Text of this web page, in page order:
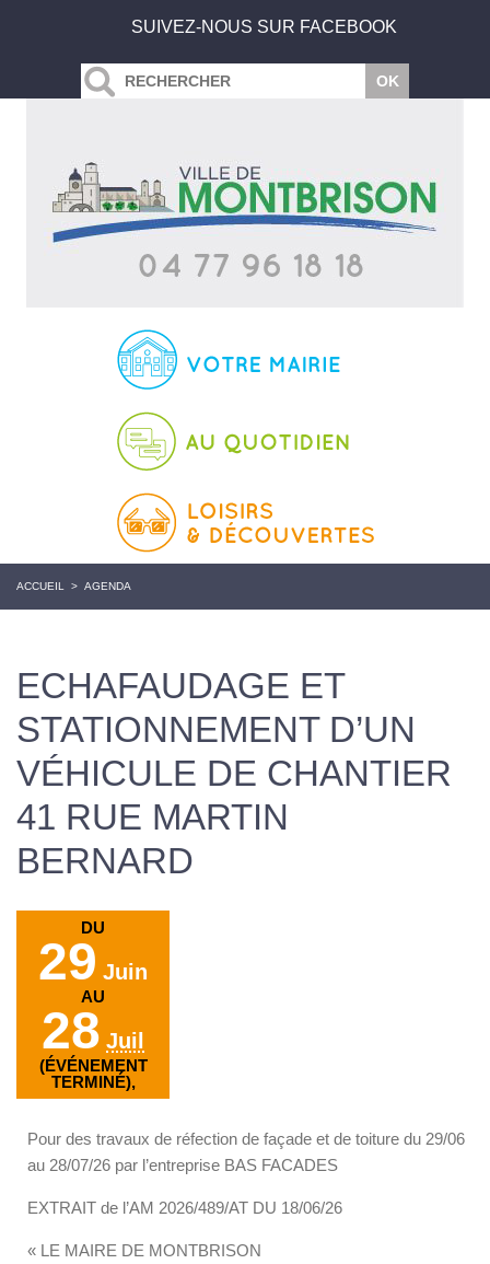
SUIVEZ-NOUS SUR FACEBOOK
ACCUEIL > AGENDA
ECHAFAUDAGE ET
STATIONNEMENT D’UN
VÉHICULE DE CHANTIER
41 RUE MARTIN
BERNARD
DU
29 Juin
AU
28 Juil
(ÉVÉNEMENT
TERMINÉ),
Pour des travaux de réfection de façade et de toiture du 29/06
au 28/07/26 par l’entreprise BAS FACADES
EXTRAIT de l’AM 2026/489/AT DU 18/06/26
« LE MAIRE DE MONTBRISON